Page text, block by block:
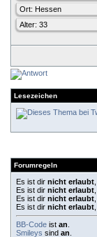
Ort: Hessen
Alter: 33
Lesezeichen
Forumregeln
Es ist dir nicht erlaubt
Es ist dir nicht erlaubt
Es ist dir nicht erlaubt
Es ist dir nicht erlaubt
BB-Code ist an
Smileys sind an